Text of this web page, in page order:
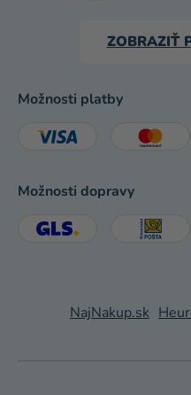
ZOBRAZIŤ
Možnosti platby
Možnosti dopravy
NajNakup.sk